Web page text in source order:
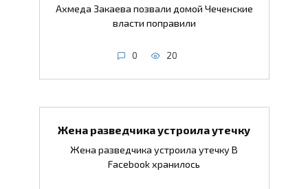
Ахмеда Закаева позвали домой Чеченские
власти поправили
0 20
Жена разведчика устроила утечку
Жена разведчика устроила утечку В
Facebook хранилось